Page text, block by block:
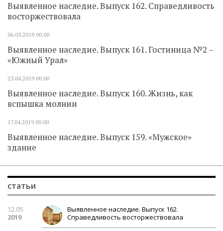
Выявленное наследие. Выпуск 162. Справедливость
восторжествовала
06.05.2019 00.00
Выявленное наследие. Выпуск 161. Гостиница №2 –
«Южный Урал»
25.04.2019 00.00
Выявленное наследие. Выпуск 160. Жизнь, как
вспышка молнии
17.04.2019 00.00
Выявленное наследие. Выпуск 159. «Мужское»
здание
статьи
12.05
2019
Выявленное наследие. Выпуск 162.
Справедливость восторжествовала